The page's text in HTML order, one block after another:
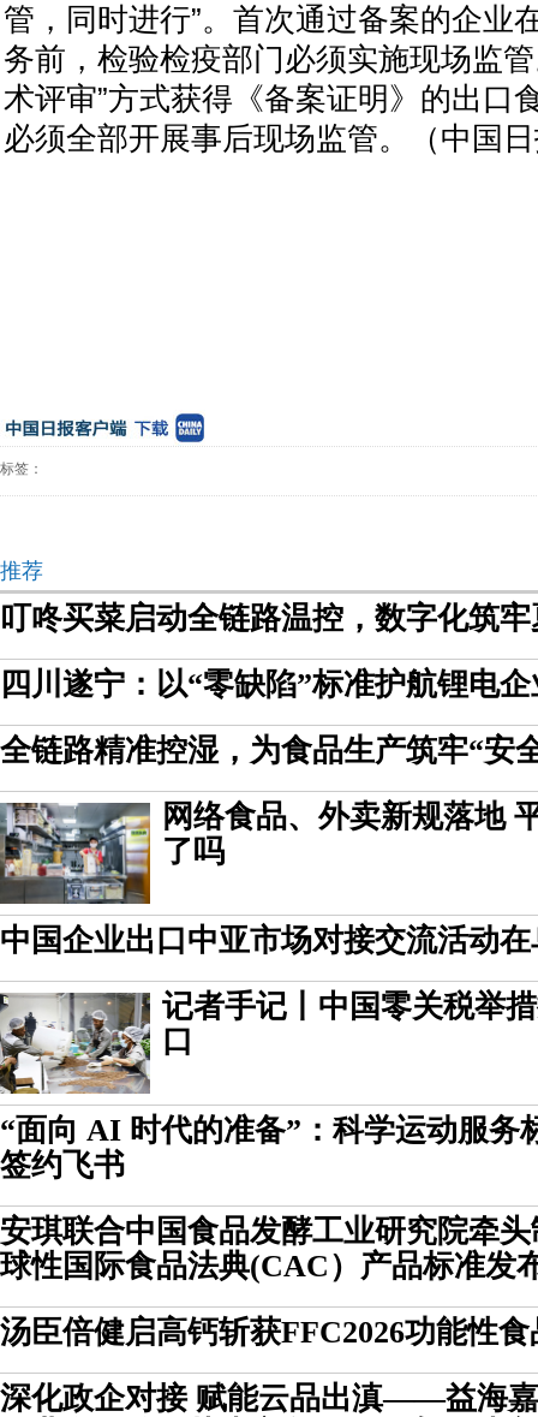
管，同时进行”。首次通过备案的企业
务前，检验检疫部门必须实施现场监
术评审”方式获得《备案证明》的出口
必须全部开展事后现场监管。（中国
标签：
推荐
叮咚买菜启动全链路温控，数字化筑
四川遂宁：以“零缺陷”标准护航锂电
全链路精准控湿，为食品生产筑牢“安
网络食品、外卖新规落地
了吗
中国企业出口中亚市场对接交流活动
记者手记丨中国零关税举
口
“面向 AI 时代的准备”：科学运动服务
签约飞书
安琪联合中国食品发酵工业研究院牵
球性国际食品法典(CAC）产品标准发
汤臣倍健启高钙斩获FFC2026功能性
深化政企对接 赋能云品出滇——益海